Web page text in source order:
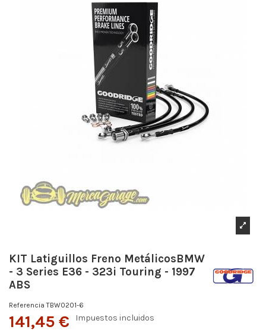
KIT Latiguillos Freno MetálicosBMW
- 3 Series E36 - 323i Touring - 1997
ABS
Referencia TBW0201-6
141,45 € Impuestos incluidos